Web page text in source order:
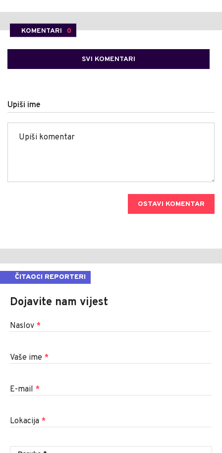
KOMENTARI 0
SVI KOMENTARI
Upiši ime
OSTAVI KOMENTAR
ČITAOCI REPORTERI
Dojavite nam vijest
Naslov *
Vaše ime *
E-mail *
Lokacija *